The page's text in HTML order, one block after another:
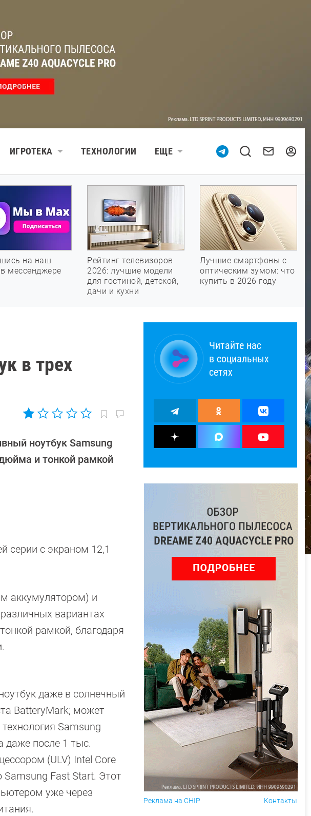
ИГРОТЕКА ТЕХНОЛОГИИ ЕЩЕ
на наш
мессенджере
Рейтинг телевизоров
2026: лучшие модели
для гостиной, детской,
дачи и кухни
Лучшие смартфоны с
оптическим зумом: что
купить в 2026 году
в трех
ноутбук Samsung
и тонкой рамкой
серии с экраном 12,1
аккумулятором) и
вариантах
рамкой, благодаря
даже в солнечный
BatteryMark; может
Samsung
даже после 1 тыс.
(ULV) Intel Core
Fast Start. Этот
уже через
Читайте нас
в социальных
сетях
Реклама на CHIP Контакты